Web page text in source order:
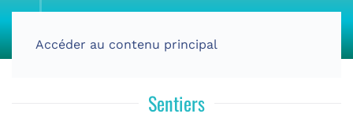
Accéder au contenu principal
Sentiers